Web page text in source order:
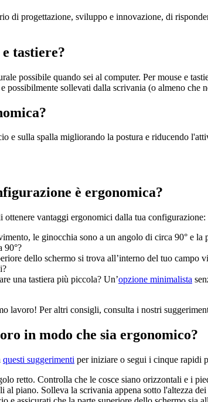
di progettazione, sviluppo e innovazione, di
tastiere?
possibile quando sei al computer. Per mouse e
sollevati dalla scrivania (o almeno che
e sulla spalla migliorando la postura e riducendo
è ergonomica?
vantaggi ergonomici dalla tua configurazione:
le ginocchia sono a un angolo di circa 90° e la
90°?
dello schermo si trova all’interno del tuo campo
una tastiera più piccola? Un’opzione minimalista
lavoro! Per altri consigli, consulta i nostri
in modo che sia ergonomico?
questi suggerimenti per iniziare o segui i cinque rapidi
retto. Controlla che le cosce siano orizzontali e i
piano. Solleva la scrivania appena sotto l'altezza